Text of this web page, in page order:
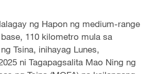
ng Hapon ng medium-range
110 kilometro mula sa
Tsina, inihayag Lunes,
ni Tagapagsalita Mao Ning ng